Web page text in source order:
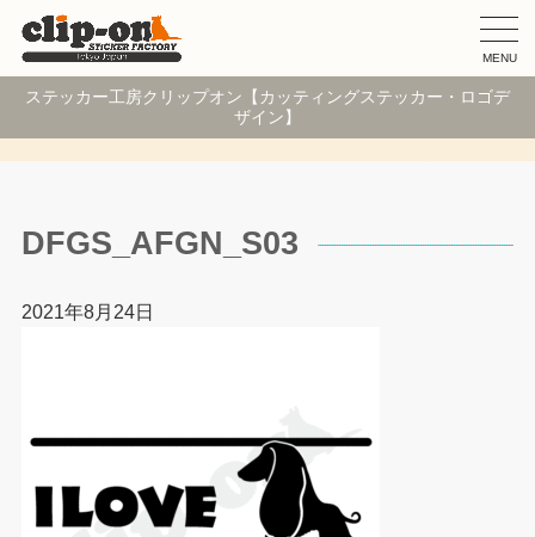
MENU
ステッカー工房クリップオン【カッティングステッカー・ロゴデ
ザイン】
DFGS_AFGN_S03
2021年8月24日